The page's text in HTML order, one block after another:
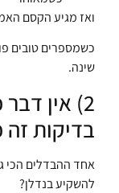
ואז מגיע הקסם
כשמספרים טובים
שינה.
2) אין
בדיקות
אחד ההבדלים הכי
להשקיע בנדלן?